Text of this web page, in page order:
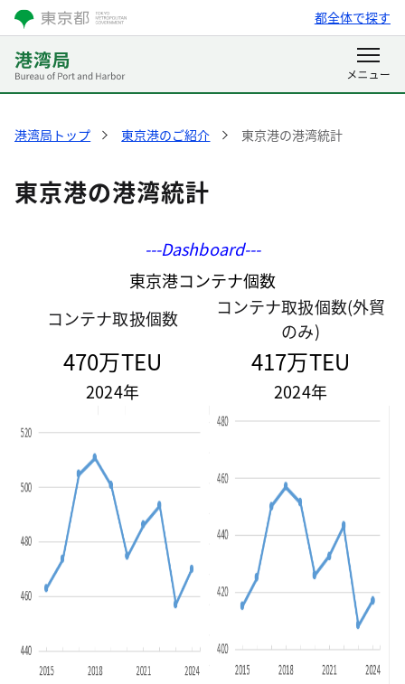
都全体で探す
港湾局トップ 東京港のご紹介 東京港の港湾統計
東京港の港湾統計
---Dashboard---
東京港コンテナ個数
コンテナ取扱個数
コンテナ取扱個数(外貿
のみ)
470万TEU 417万TEU
2024年 2024年